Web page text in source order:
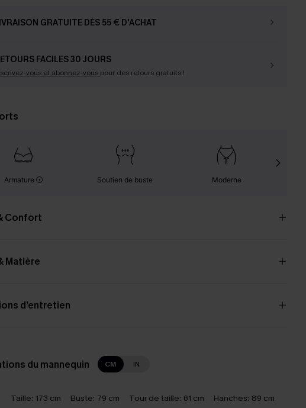
GRATUITE DÈS 55 € D'ACHAT
FACILES 30 JOURS
vous et abonnez-vous pour des retours gratuits !
Armature Soutien de buste Moderne
Confort
Matière
d’entretien
du mannequin CM IN
Taille: 173 cm Buste: 79 cm Tour de taille: 61 cm Hanches: 89 cm